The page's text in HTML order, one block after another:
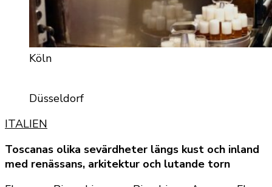
Köln
Düsseldorf
ITALIEN
Toscanas olika sevärdheter längs kust och inland
med renässans, arkitektur och lutande torn